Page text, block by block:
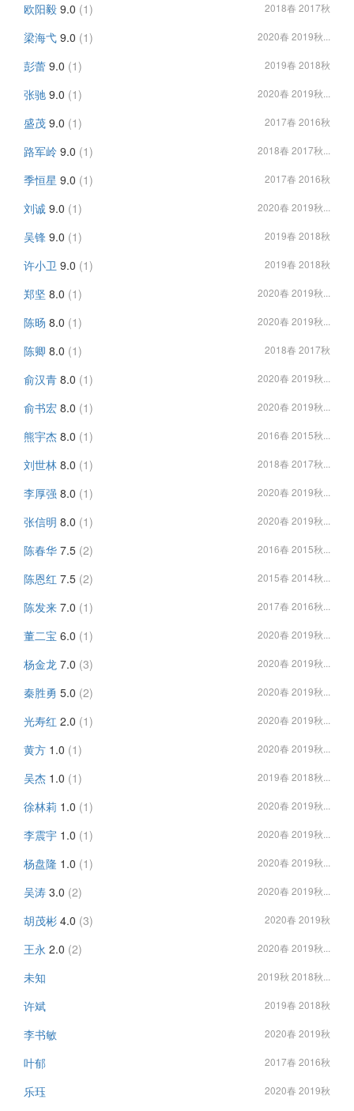
欧阳毅 9.0 (1) 2018春 2017秋
梁海弋 9.0 (1) 2020春 2019秋...
彭蕾 9.0 (1) 2019春 2018秋
张驰 9.0 (1) 2020春 2019秋...
盛茂 9.0 (1) 2017春 2016秋
路军岭 9.0 (1) 2018春 2017秋...
季恒星 9.0 (1) 2017春 2016秋
刘诚 9.0 (1) 2020春 2019秋...
吴锋 9.0 (1) 2019春 2018秋
许小卫 9.0 (1) 2019春 2018秋
郑坚 8.0 (1) 2020春 2019秋...
陈旸 8.0 (1) 2020春 2019秋...
陈卿 8.0 (1) 2018春 2017秋
俞汉青 8.0 (1) 2020春 2019秋...
俞书宏 8.0 (1) 2020春 2019秋...
熊宇杰 8.0 (1) 2016春 2015秋...
刘世林 8.0 (1) 2018春 2017秋...
李厚强 8.0 (1) 2020春 2019秋...
张信明 8.0 (1) 2020春 2019秋...
陈春华 7.5 (2) 2016春 2015秋...
陈恩红 7.5 (2) 2015春 2014秋...
陈发来 7.0 (1) 2017春 2016秋...
董二宝 6.0 (1) 2020春 2019秋...
杨金龙 7.0 (3) 2020春 2019秋...
秦胜勇 5.0 (2) 2020春 2019秋...
光寿红 2.0 (1) 2020春 2019秋...
黄方 1.0 (1) 2020春 2019秋...
吴杰 1.0 (1) 2019春 2018秋...
徐林莉 1.0 (1) 2020春 2019秋...
李震宇 1.0 (1) 2020春 2019秋...
杨盘隆 1.0 (1) 2020春 2019秋...
吴涛 3.0 (2) 2020春 2019秋...
胡茂彬 4.0 (3) 2020春 2019秋
王永 2.0 (2) 2020春 2019秋...
未知 2019秋 2018秋...
许斌 2019春 2018秋
李书敏 2020春 2019秋
叶郁 2017春 2016秋
乐珏 2020春 2019秋